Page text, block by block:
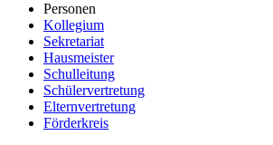
Personen
Kollegium
Sekretariat
Hausmeister
Schulleitung
Schülervertretung
Elternvertretung
Förderkreis